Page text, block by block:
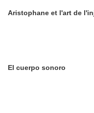
Aristophane et l'art de
El cuerpo sonoro